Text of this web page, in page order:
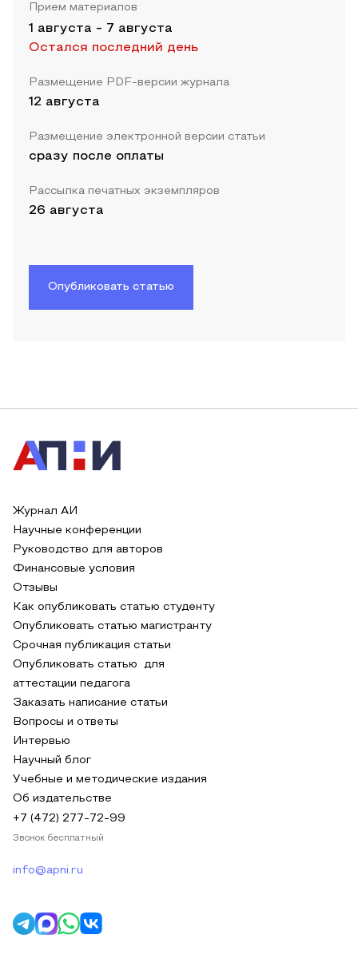
Прием материалов
1 августа - 7 августа
Остался последний день
Размещение PDF-версии журнала
12 августа
Размещение электронной версии статьи
сразу после оплаты
Рассылка печатных экземпляров
26 августа
Опубликовать статью
Журнал АИ
Научные конференции
Руководство для авторов
Финансовые условия
Отзывы
Как опубликовать статью студенту
Опубликовать статью магистранту
Срочная публикация статьи
Опубликовать статью для
аттестации педагога
Заказать написание статьи
Вопросы и ответы
Интервью
Научный блог
Учебные и методические издания
Об издательстве
+7 (472) 277-72-99
Звонок бесплатный
info@apni.ru